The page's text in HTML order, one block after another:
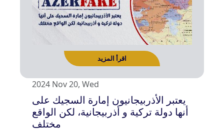
اقرأ المزيد
2024 Nov 20, Wed
يعتبر الأذربيجانيون إمارة السجيك على
أنها دولة تركية و أذربيجانية، لكن الواقع
مختلف